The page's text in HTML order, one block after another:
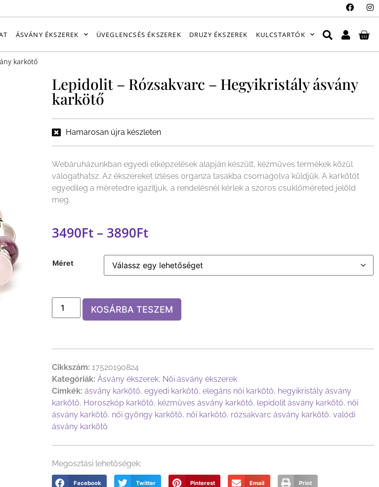
ÁSVÁNY ÉKSZEREK ÜVEGLENCSÉS ÉKSZEREK DRUZY ÉKSZEREK KULCSTARTÓK
karkötő
Lepidolit – Rózsakvarc – Hegyikristály ásvány
karkötő
Hamarosan újra készleten
Webáruházunkban egyedi elképzelések alapján készült, kézműves termékek közül
válogathatsz. Az ékszereket ízléses organza tasakba csomagolva küldjük. A karkötőt
egyedileg a méretedre igazítjuk, a rendelésnél kérlek a szoros csuklóméreted jelöld
meg.
3490Ft – 3890Ft
Méret
KOSÁRBA TESZEM
Cikkszám: 17520190824
Kategóriák: Ásvány ékszerek, Női ásvány ékszerek
Címkék: ásvány karkötő, egyedi karkötő, elegáns női karkötő, hegyikristály ásvány
karkötő, Horoszkóp karkötő, kézműves ásvány karkötő, lepidolit ásvány karkötő, női
ásvány karkötő, női gyöngy karkötő, női karkötő, rózsakvarc ásvány karkötő, valódi
ásvány karkötő
Megosztási lehetőségek:
Facebook Twitter Pinterest Email Print